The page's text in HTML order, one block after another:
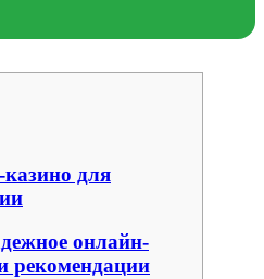
для
онлайн-
рекомендации